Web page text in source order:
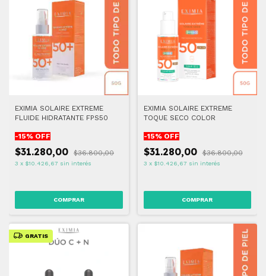
EXIMIA SOLAIRE EXTREME
FLUIDE HIDRATANTE FPS50
-15% OFF
$31.280,00 $36.800,00
3 x $10.426,67 sin interés
EXIMIA SOLAIRE EXTREME
TOQUE SECO COLOR
-15% OFF
$31.280,00 $36.800,00
3 x $10.426,67 sin interés
GRATIS